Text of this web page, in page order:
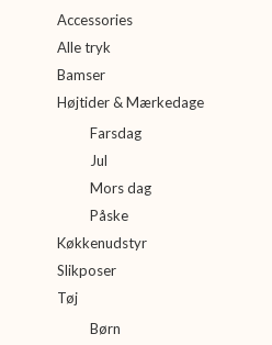
Accessories
Alle tryk
Bamser
Højtider & Mærkedage
Farsdag
Jul
Mors dag
Påske
Køkkenudstyr
Slikposer
Tøj
Børn